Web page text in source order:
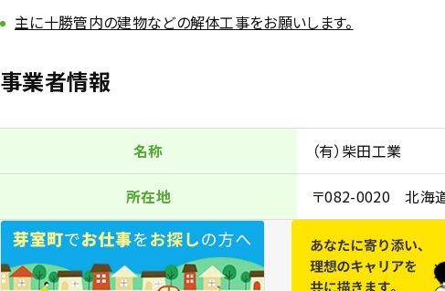
主に十勝管内の建物などの解体工事をお願いします。
事業者情報
名称 （有）柴田工業
所在地 〒082-0020 北海